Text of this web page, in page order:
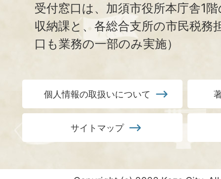
受付窓口は、加須市役所本庁舎1
収納課と、 各総合支所の市民税務
口も業務の一部のみ実施）
個人情報の取扱いについて
サイトマップ